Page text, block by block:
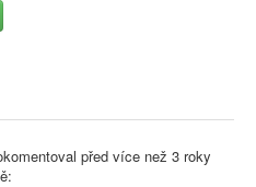
před více než 3 roky